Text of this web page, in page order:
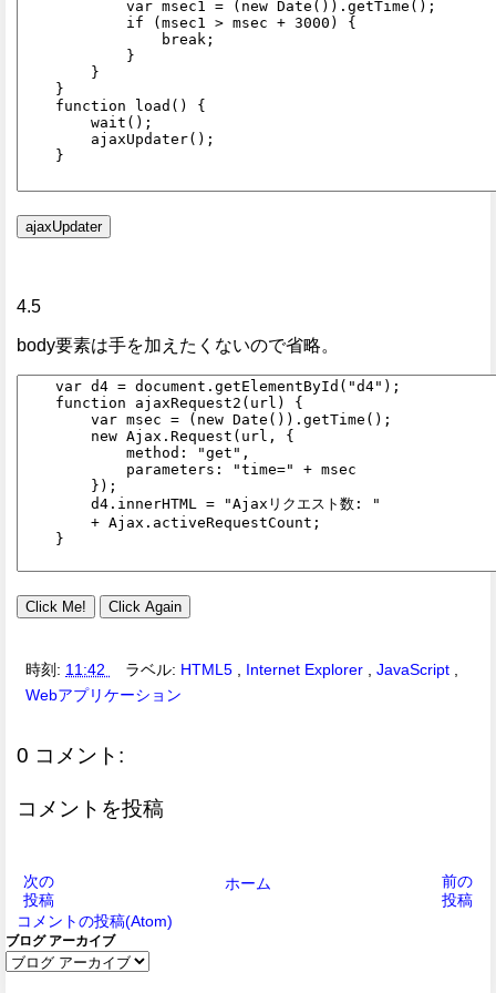
4.5
body要素は手を加えたくないので省略。
時刻: 11:42 ラベル: HTML5 Internet Explorer ,JavaScript
Webアプリケーション
0 コメント:
コメントを投稿
次の
投稿
前の
投稿
ホーム
コメントの投稿(Atom)
ブログ アーカイブ